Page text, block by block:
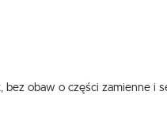
bez obaw o części zamienne